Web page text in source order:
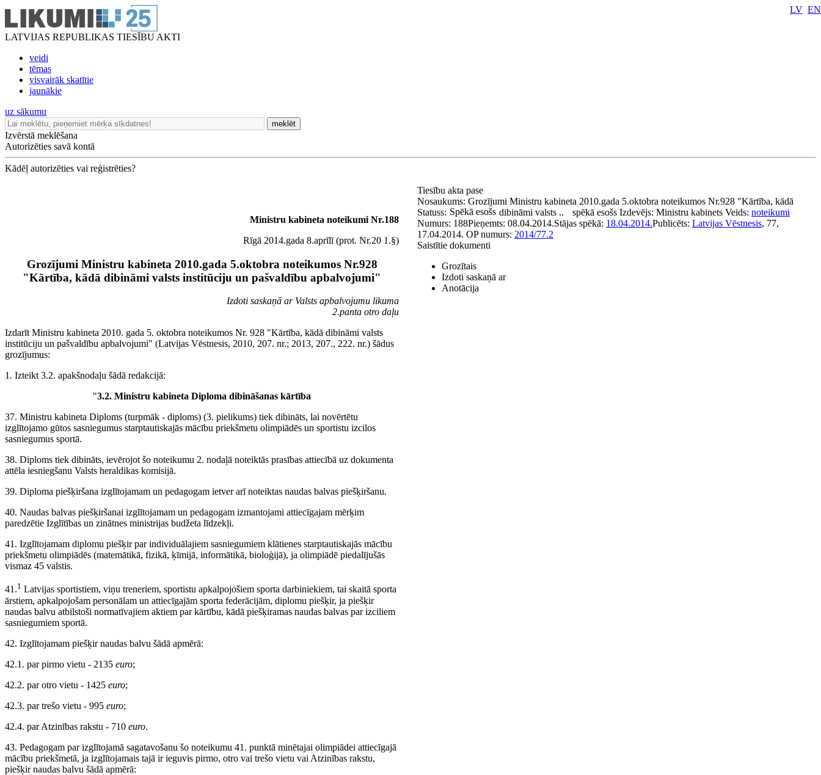
LATVIJAS REPUBLIKAS TIESĪBU AKTI
veidi
tēmas
visvairāk skatītie
jaunākie
LV EN
uz sākumu
meklēt
Izvērstā meklēšana
Autorizēties savā kontā
Kādēļ autorizēties vai reģistrēties?
Ministru kabineta noteikumi Nr.188
Rīgā 2014.gada 8.aprīlī (prot. Nr.20 1.§)
Grozījumi Ministru kabineta 2010.gada 5.oktobra noteikumos Nr.928
"Kārtība, kādā dibināmi valsts institūciju un pašvaldību apbalvojumi"
Izdoti saskaņā ar Valsts apbalvojumu likuma
2.panta otro daļu
Izdarīt Ministru kabineta 2010. gada 5. oktobra noteikumos Nr. 928 "Kārtība, kādā dibināmi valsts
institūciju un pašvaldību apbalvojumi" (Latvijas Vēstnesis, 2010, 207. nr.; 2013, 207., 222. nr.) šādus
grozījumus:
1. Izteikt 3.2. apakšnodaļu šādā redakcijā:
"3.2. Ministru kabineta Diploma dibināšanas kārtība
37. Ministru kabineta Diploms (turpmāk - diploms) (3. pielikums) tiek dibināts, lai novērtētu
izglītojamo gūtos sasniegumus starptautiskajās mācību priekšmetu olimpiādēs un sportistu izcilos
sasniegumus sportā.
38. Diploms tiek dibināts, ievērojot šo noteikumu 2. nodaļā noteiktās prasības attiecībā uz dokumenta
attēla iesniegšanu Valsts heraldikas komisijā.
39. Diploma piešķiršana izglītojamam un pedagogam ietver arī noteiktas naudas balvas piešķiršanu.
40. Naudas balvas piešķiršanai izglītojamam un pedagogam izmantojami attiecīgajam mērķim
paredzētie Izglītības un zinātnes ministrijas budžeta līdzekļi.
41. Izglītojamam diplomu piešķir par individuālajiem sasniegumiem klātienes starptautiskajās mācību
priekšmetu olimpiādēs (matemātikā, fizikā, ķīmijā, informātikā, bioloģijā), ja olimpiādē piedalījušās
vismaz 45 valstis.
41.1 Latvijas sportistiem, viņu treneriem, sportistu apkalpojošiem sporta darbiniekiem, tai skaitā sporta
ārstiem, apkalpojošam personālam un attiecīgajām sporta federācijām, diplomu piešķir, ja piešķir
naudas balvu atbilstoši normatīvajiem aktiem par kārtību, kādā piešķiramas naudas balvas par izciliem
sasniegumiem sportā.
42. Izglītojamam piešķir naudas balvu šādā apmērā:
42.1. par pirmo vietu - 2135 euro;
42.2. par otro vietu - 1425 euro;
42.3. par trešo vietu - 995 euro;
42.4. par Atzinības rakstu - 710 euro.
43. Pedagogam par izglītojamā sagatavošanu šo noteikumu 41. punktā minētajai olimpiādei attiecīgajā
mācību priekšmetā, ja izglītojamais tajā ir ieguvis pirmo, otro vai trešo vietu vai Atzinības rakstu,
piešķir naudas balvu šādā apmērā:
Tiesību akta pase
Nosaukums: Grozījumi Ministru kabineta 2010.gada 5.oktobra noteikumos Nr.928 "Kārtība, kādā
dibināmi valsts ..
Statuss: Spēkā esošs spēkā esošs Izdevējs: Ministru kabinets Veids: noteikumi
Numurs: 188Pieņemts: 08.04.2014.Stājas spēkā: 18.04.2014.Publicēts: Latvijas Vēstnesis, 77,
17.04.2014. OP numurs: 2014/77.2
Saistītie dokumenti
Grozītais
Izdoti saskaņā ar
Anotācija